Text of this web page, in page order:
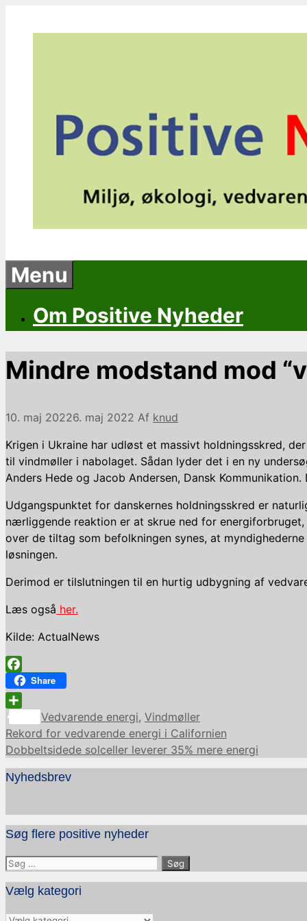
Menu
Om Positive Nyheder
Mindre modstand mod
10. maj 20226. maj 2022 Af knud
Krigen i Ukraine har udløst et massivt holdningsskred,
til vindmøller i nabolaget. Sådan lyder det i en ny
Anders Hede og Jacob Andersen, Dansk
Udgangspunktet for danskernes holdningsskred er
nærliggende reaktion er at skrue ned for
over de tiltag som befolkningen synes, at
løsningen.
Derimod er tilslutningen til en hurtig udbygning af
Læs også her.
Kilde: ActualNews
Facebook
Share
Share
Kategorier
Vedvarende energi, Vindmøller
Rekord for vedvarende energi i Californien
Dobbeltsidede solceller leverer 35% mere energi
Nyhedsbrev
Søg flere positive nyheder
Søg
efter:
Vælg kategori